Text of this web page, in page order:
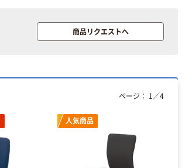
商品リクエストへ
人気商品
ページ： 1 ／4